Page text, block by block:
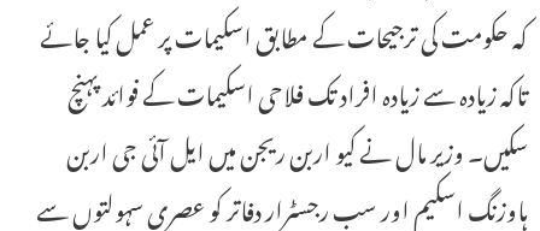
کہ حکومت کی ترجیحات کے مطابق اسکیمات پر عمل کیا جائے
تاکہ زیادہ سے زیادہ افراد تک فلاحی اسکیمات کے فوائد پہنچ
سکیں۔ وزیر مال نے کیو اربن ریجن میں ایل آئی جی اربن
ہاوزنگ اسکیم اور سب رجسٹرار دفاتر کو عصری سہولتوں سے